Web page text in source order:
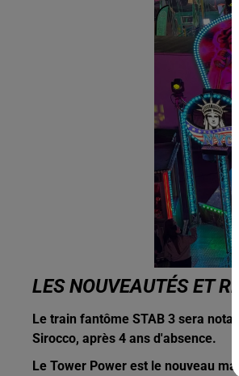
LES NOUVEAUTÉS ET
Le train fantôme STAB 3 sera
Sirocco, après 4 ans d'absence.
Le Tower Power est le nouveau